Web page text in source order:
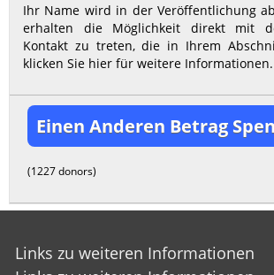
Ihr Name wird in der Veröffentlichung
erhalten die Möglichkeit direkt mit
Kontakt zu treten, die in Ihrem
klicken Sie hier für weitere Informationen.
Einen Anderen Betrag
(1227 donors)
Links zu weiteren Informationen